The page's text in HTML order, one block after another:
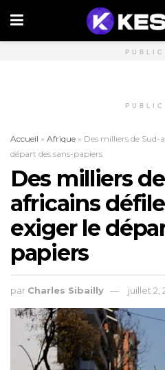
Accueil » Afrique » Des milliers de
départ des sans-papiers
Des milliers
africains
exiger le
papiers
par Charles Sibailly juillet 2,